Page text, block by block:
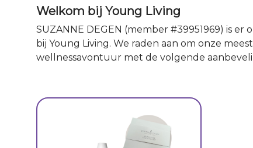
Welkom bij Young Living
SUZANNE DEGEN (member #39951969) is er
bij Young Living. We raden aan om onze
wellnessavontuur met de volgende